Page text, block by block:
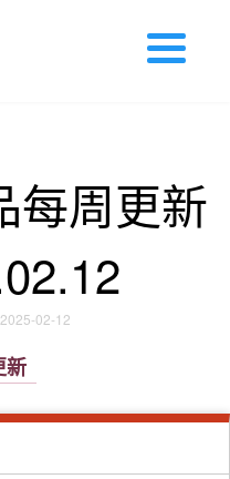
每周更新
02-12
新